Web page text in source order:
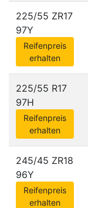
225/55 ZR17
97Y
Reifenpreis
erhalten
225/55 R17
97H
Reifenpreis
erhalten
245/45 ZR18
96Y
Reifenpreis
erhalten